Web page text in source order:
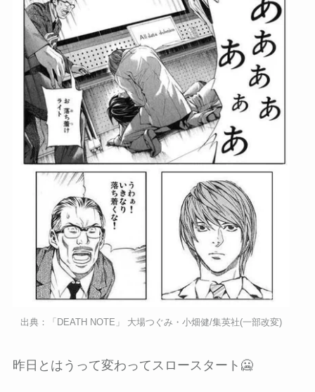
出典：「DEATH NOTE」 大場つぐみ・小畑健/集英社(一部改変)
昨日とはうって変わってスロースタート🥶